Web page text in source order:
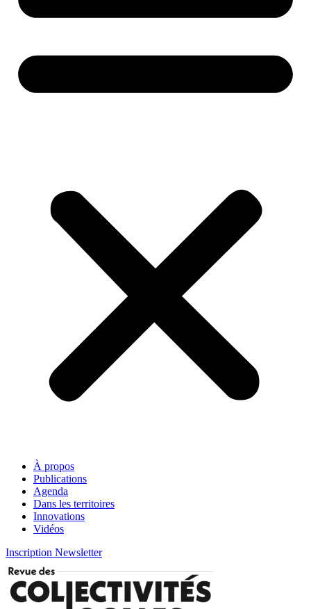
À propos
Publications
Agenda
Dans les territoires
Innovations
Vidéos
Inscription Newsletter